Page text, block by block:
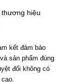
thương hiệu
kết đảm bảo
sản phẩm đúng
đối không có